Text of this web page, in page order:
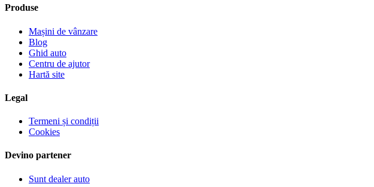
Produse
Mașini de vânzare
Blog
Ghid auto
Centru de ajutor
Hartă site
Legal
Termeni și condiții
Cookies
Devino partener
Sunt dealer auto